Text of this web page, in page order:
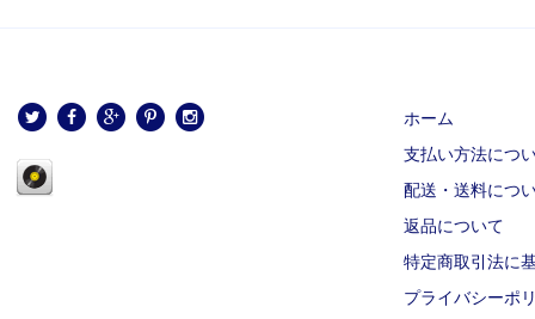
ホーム
支払い方法につ
配送・送料につ
返品について
特定商取引法に
プライバシーポ